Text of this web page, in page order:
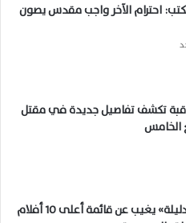
احترام الآخر واجب مقدس يصون
تكشف تفاصيل جديدة في مقتل
الخامس
«شمشون ودليلة» يغيب عن قائمة أعلى 10 أفلام